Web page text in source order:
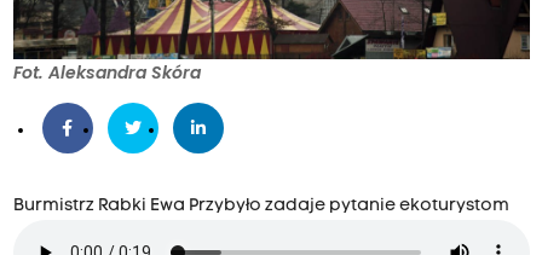
Fot. Aleksandra Skóra
Burmistrz Rabki Ewa Przybyło zadaje pytanie ekoturystom